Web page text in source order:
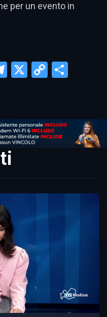
per un evento in
Telegram
X
Copy